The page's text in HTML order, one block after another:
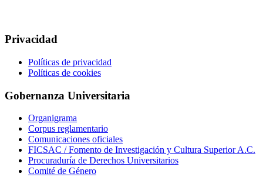
Privacidad
Políticas de privacidad
Políticas de cookies
Gobernanza Universitaria
Organigrama
Corpus reglamentario
Comunicaciones oficiales
FICSAC / Fomento de Investigación y Cultura Superior A.C.
Procuraduría de Derechos Universitarios
Comité de Género